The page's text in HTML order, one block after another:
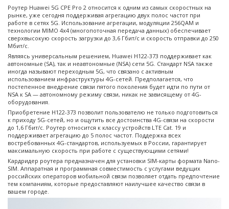
Роутер Huawei 5G CPE Pro 2 относится к одним из самых скоростных на
рынке, уже сегодня поддерживая агрегацию двух полос частот при
работе в сетях 5G. Использование агрегации, модуляции 256QAM и
технологии MIMO 4x4 (многопоточная передача данных) обеспечивает
сверхвысокую скорость загрузки до 3,6 Гбит/с и скорость отправки до 250
Мбит/с.
Являясь универсальным решением, Huawei H122-373 поддерживает как
автономные (SA), так и неавтономные (NSA) сети 5G. Стандарт NSA также
иногда называют переходным 5G, что связано с активным
использованием инфраструктуры 4G-сетей. Предполагается, что
постепенное внедрение связи пятого поколения будет идти по пути от
NSA к SA — автономному режиму связи, никак не зависящему от 4G-
оборудования.
Приобретение H122-373 позволит пользователю не только подготовиться
к приходу 5G-сетей, но и ощутить все достоинства 4G-связи на скорости
до 1,6 Гбит/с. Роутер относится к классу устройств LTE Cat. 19 и
поддерживает агрегацию до 5 полос частот. Поддержка всех
востребованных 4G-стандартов, используемых в России, гарантирует
максимальную скорость при работе с существующими сетями!
Кардридер роутера предназначен для установки SIM-карты формата Nano-
SIM. Аппаратная и программная совместимость с услугами ведущих
российских операторов мобильной связи позволяет отдать предпочтение
тем компаниям, которые предоставляют наилучшее качество связи в
вашем городе.